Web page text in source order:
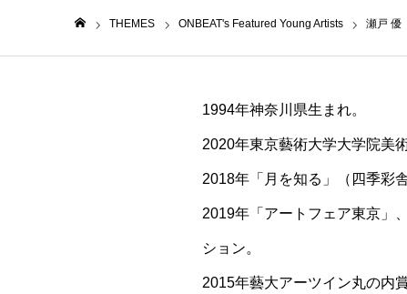
THEMES ONBEAT's Featured Young Artists 瀬戸 優
1994年神奈川県生まれ。
2020年東京藝術大学大学院美
2018年「月を知る」（四季彩
2019年「アートフェア東京」
ション。
2015年藝大アーツイン丸の内